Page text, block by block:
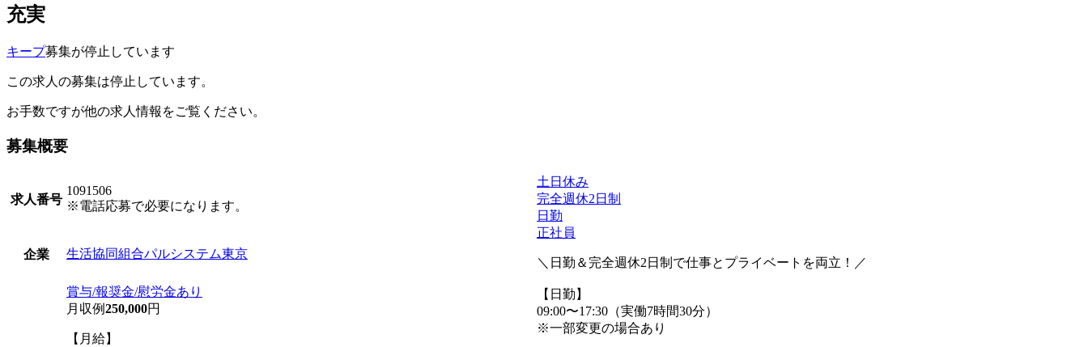
充実
キープ募集が停止しています
この求人の募集は停止しています。
お手数ですが他の求人情報をご覧ください。
募集概要
求人番号
1091506
※電話応募で必要になります。
企業 生活協同組合パルシステム東京
賞与/報奨金/慰労金あり
月収例250,000円
【月給】
土日休み
完全週休2日制
日勤
正社員
＼日勤＆完全週休2日制で仕事とプライベートを両立！／
【日勤】
09:00〜17:30（実働7時間30分）
※一部変更の場合あり